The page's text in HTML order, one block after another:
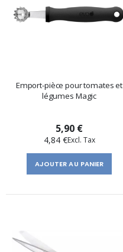
Emport-pièce pour tomates et
légumes Magic
5,90 €
4,84 €
AJOUTER AU PANIER